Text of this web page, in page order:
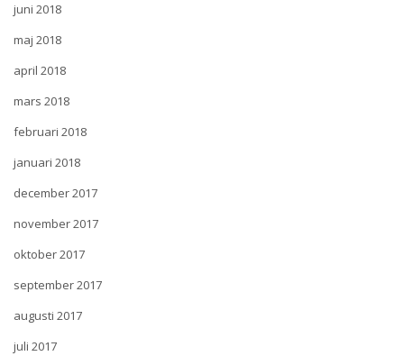
juni 2018
maj 2018
april 2018
mars 2018
februari 2018
januari 2018
december 2017
november 2017
oktober 2017
september 2017
augusti 2017
juli 2017